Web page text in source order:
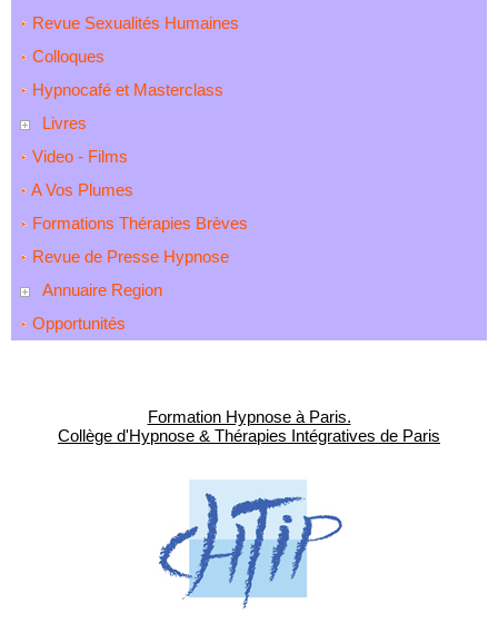
Revue Sexualités Humaines
Colloques
Hypnocafé et Masterclass
Livres
Video - Films
A Vos Plumes
Formations Thérapies Brèves
Revue de Presse Hypnose
Annuaire Region
Opportunités
Formation Hypnose à Paris.
Collège d'Hypnose & Thérapies Intégratives de Paris